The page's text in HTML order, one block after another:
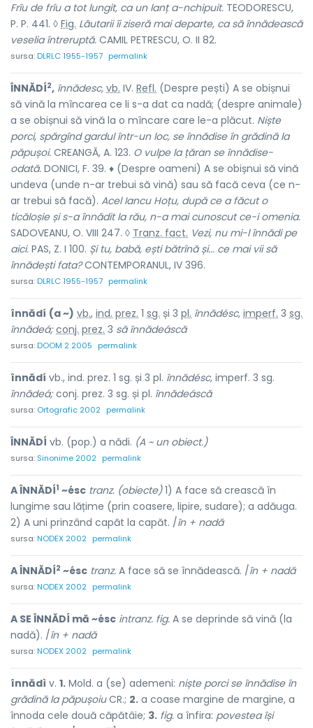
Frîu de frîu a tot lungit, ca un lanț a-nchipuit. TEODORESCU,
P. P. 441. ◊ Fig. Lăutarii îi ziseră mai departe, ca să înnădească
veselia întreruptă. CAMIL PETRESCU, O. II 82.
sursa:DLRLC 1955-1957 permalink
ÎNNĂDÍ2, înnădesc, vb. IV. Refl. (Despre pești) A se obișnui
să vină la mîncarea ce li s-a dat ca nadă; (despre animale)
a se obișnui să vină la o mîncare care le-a plăcut. Niște
porci, spărgînd gardul într-un loc, se înnădise în grădină la
păpușoi. CREANGĂ, A. 123. O vulpe la țăran se înnădise-
odată. DONICI, F. 39. ♦ (Despre oameni) A se obișnui să vină
undeva (unde n-ar trebui să vină) sau să facă ceva (ce n-
ar trebui să facă). Acel Iancu Hoțu, după ce a făcut o
ticăloșie și s-a înnădit la rău, n-a mai cunoscut ce-i omenia.
SADOVEANU, O. VIII 247. ◊ Tranz. fact. Vezi, nu mi-l înnădi pe
aici. PAS, Z. I 100. Și tu, babă, ești bătrînă și... ce mai vii să
înnădești fata?CONTEMPORANUL, IV 396.
sursa:DLRLC 1955-1957 permalink
înnădí (a ~) vb., ind. prez. 1 sg. și 3 pl. înnădésc, imperf. 3 sg.
înnădeá; conj. prez. 3 să înnădeáscă
sursa:DOOM 2 2005 permalink
înnădí vb., ind. prez. 1 sg. și 3 pl. înnădésc, imperf. 3 sg.
înnădeá;conj. prez. 3 sg. și pl. înnădeáscă
sursa: Ortografic 2002 permalink
ÎNNĂDÍ vb. (pop.) a nădi. (A ~ un obiect.)
sursa: Sinonime 2002 permalink
A ÎNNĂDÍ1 ~ésc tranz. (obiecte)1) A face să crească în
lungime sau lățime (prin coasere, lipire, sudare); a adăuga.
2) A uni prinzând capăt la capăt. /în + nadă
sursa:NODEX 2002 permalink
A ÎNNĂDÍ2 ~ésc tranz. A face să se înnădească. /în + nadă
sursa:NODEX 2002 permalink
A SE ÎNNĂDÍ mă ~ésc intranz. fig. A se deprinde să vină (la
nadă). /în + nadă
sursa:NODEX 2002 permalink
înnădì v. 1. Mold. a (se) ademeni: niște porci se înnădise în
grădină la păpușoiuCR.; 2. a coase margine de margine, a
înnoda cele două căpătâie; 3. fig. a înfira: povestea își